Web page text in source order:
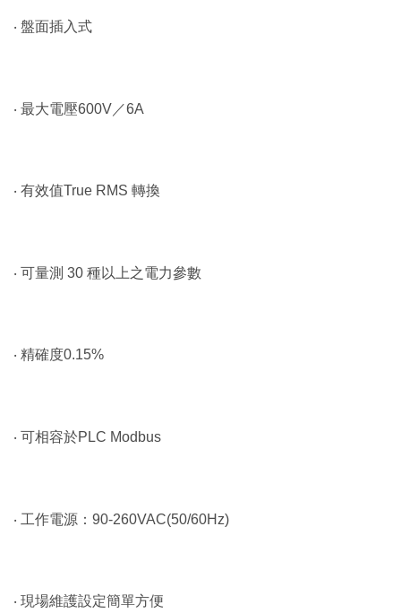
‧ 盤面插入式
‧ 最大電壓600V／6A
‧ 有效值True RMS 轉換
‧ 可量測 30 種以上之電力參數
‧ 精確度0.15%
‧ 可相容於PLC Modbus
‧ 工作電源：90-260VAC(50/60Hz)
‧ 現場維護設定簡單方便